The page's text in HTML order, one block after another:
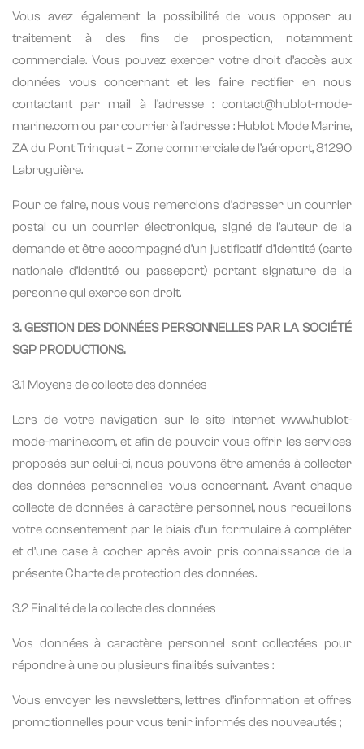
Vous avez également la possibilité de vous opposer au
traitement à des fins de prospection, notamment
commerciale. Vous pouvez exercer votre droit d’accès aux
données vous concernant et les faire rectifier en nous
contactant par mail à l’adresse : contact@hublot-mode-
marine.com ou par courrier à l’adresse : Hublot Mode Marine,
ZA du Pont Trinquat – Zone commerciale de l’aéroport, 81290
Labruguière.
Pour ce faire, nous vous remercions d’adresser un courrier
postal ou un courrier électronique, signé de l’auteur de la
demande et être accompagné d’un justificatif d’identité (carte
nationale d’identité ou passeport) portant signature de la
personne qui exerce son droit.
3. GESTION DES DONNÉES PERSONNELLES PAR LA SOCIÉTÉ
SGP PRODUCTIONS.
3.1 Moyens de collecte des données
Lors de votre navigation sur le site Internet www.hublot-
mode-marine.com, et afin de pouvoir vous offrir les services
proposés sur celui-ci, nous pouvons être amenés à collecter
des données personnelles vous concernant. Avant chaque
collecte de données à caractère personnel, nous recueillons
votre consentement par le biais d’un formulaire à compléter
et d’une case à cocher après avoir pris connaissance de la
présente Charte de protection des données.
3.2 Finalité de la collecte des données
Vos données à caractère personnel sont collectées pour
répondre à une ou plusieurs finalités suivantes :
Vous envoyer les newsletters, lettres d’information et offres
promotionnelles pour vous tenir informés des nouveautés ;